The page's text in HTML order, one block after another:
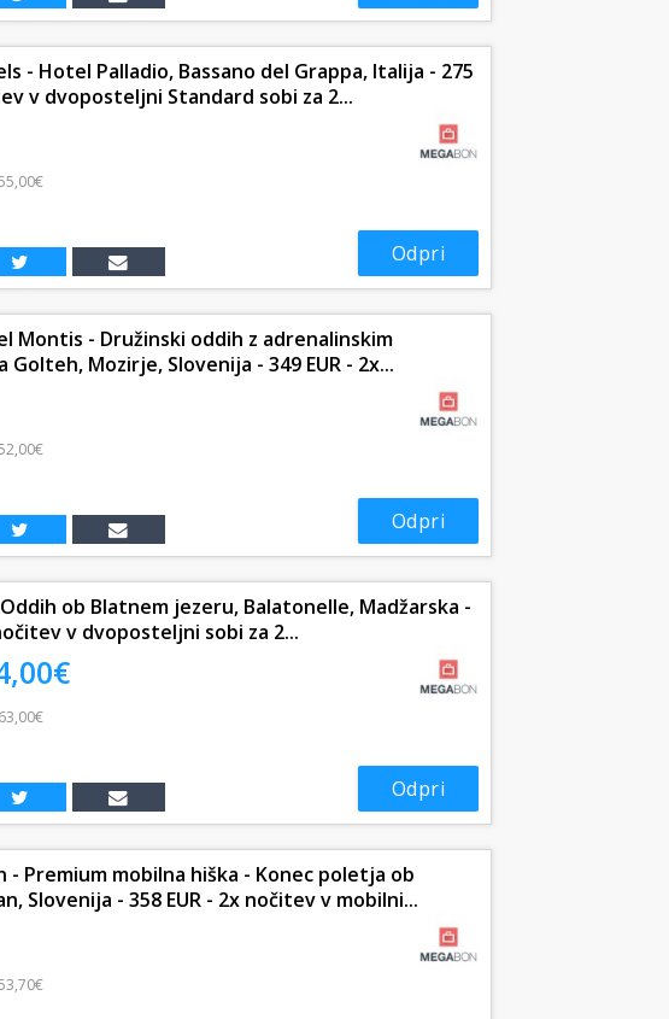
- Hotel Palladio, Bassano del Grappa, Italija - 275
v dvoposteljni Standard sobi za 2...
Odpri
Montis - Družinski oddih z adrenalinskim
Mozirje, Slovenija - 349 EUR - 2x...
Odpri
ob Blatnem jezeru, Balatonelle, Madžarska -
v dvoposteljni sobi za 2...
63,00€
Odpri
- Premium mobilna hiška - Konec poletja ob
Slovenija - 358 EUR - 2x nočitev v mobilni...